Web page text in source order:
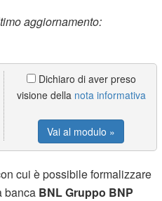
aggiornamento:
Dichiaro di aver preso
visione della nota informativa
Vai al modulo »
cui è possibile formalizzare
banca BNL Gruppo BNP